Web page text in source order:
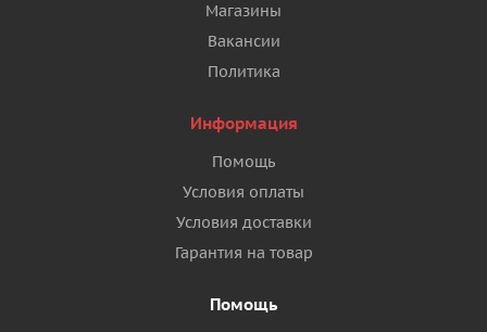
Магазины
Вакансии
Политика
Информация
Помощь
Условия оплаты
Условия доставки
Гарантия на товар
Помощь